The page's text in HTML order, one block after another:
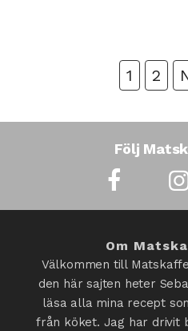
1 2
Följ
Om
Välkommen till
den här sajten heter
läsa alla mina recept
från köket. Jag har drivit